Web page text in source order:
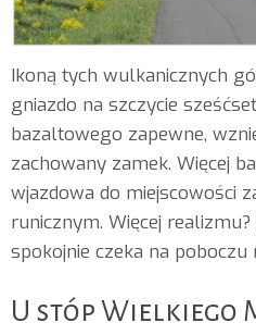
Ikoną tych wulkanicznych
gniazdo na szczycie
bazaltowego zapewne,
zachowany zamek. Więcej
wjazdowa do miejscowości
runicznym. Więcej
spokojnie czeka na poboczu
U stóp Wielkiego